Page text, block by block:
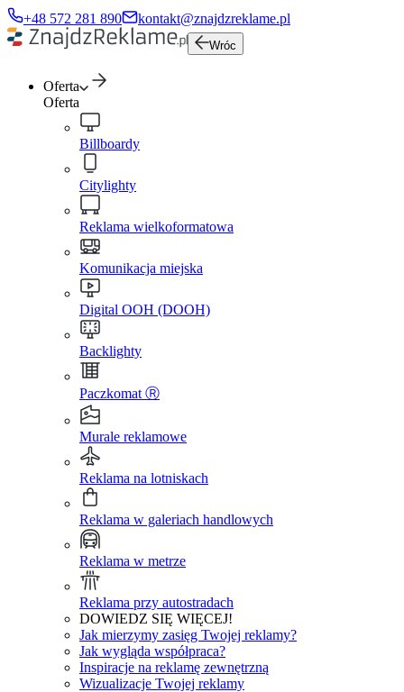
+48 572 281 890 kontakt@znajdzreklame.pl
Wróc
Oferta
Oferta
Billboardy
Citylighty
Reklama wielkoformatowa
Komunikacja miejska
Digital OOH (DOOH)
Backlighty
Paczkomat Ⓡ
Murale reklamowe
Reklama na lotniskach
Reklama w galeriach handlowych
Reklama w metrze
Reklama przy autostradach
DOWIEDZ SIĘ WIĘCEJ!
Jak mierzymy zasięg Twojej reklamy?
Jak wygląda współpraca?
Inspiracje na reklamę zewnętrzną
Wizualizacje Twojej reklamy